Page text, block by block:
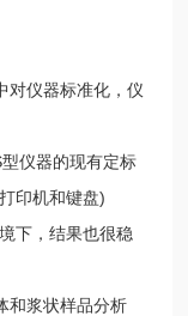
对仪器标准化，仪
仪器的现有定标
印机和键盘)
下，结果也很稳
和浆状样品分析